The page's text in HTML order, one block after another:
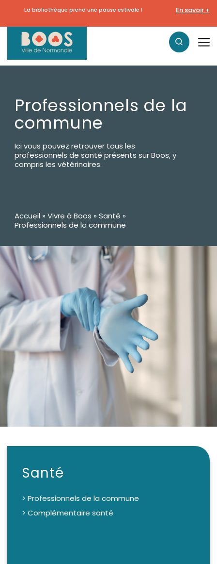
La bibliothèque prend une pause estivale ! En savoir +
Professionnels de la
commune
Ici vous pouvez retrouver tous les
professionnels de santé présents sur Boos, y
compris les vétérinaires.
Accueil » Vivre à Boos » Santé »
Professionnels de la commune
Santé
> Professionnels de la commune
> Complémentaire santé